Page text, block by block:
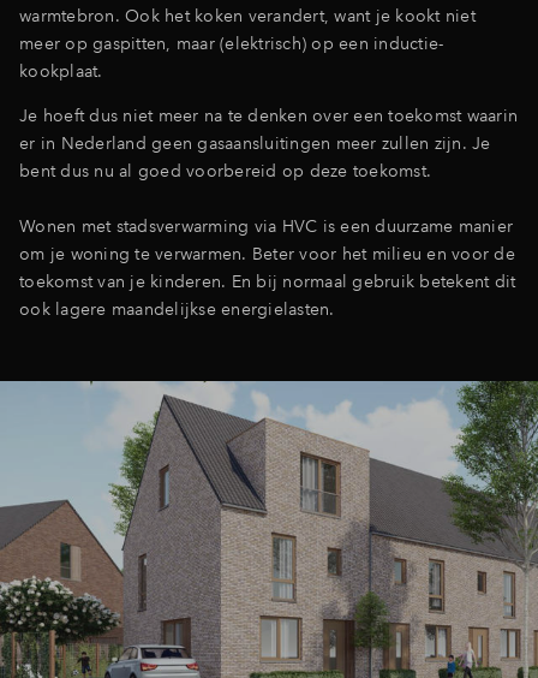
warmtebron. Ook het koken verandert, want je kookt niet
meer op gaspitten, maar (elektrisch) op een inductie-
kookplaat.
Je hoeft dus niet meer na te denken over een toekomst waarin
er in Nederland geen gasaansluitingen meer zullen zijn. Je
bent dus nu al goed voorbereid op deze toekomst.
Wonen met stadsverwarming via HVC is een duurzame manier
om je woning te verwarmen. Beter voor het milieu en voor de
toekomst van je kinderen. En bij normaal gebruik betekent dit
ook lagere maandelijkse energielasten.